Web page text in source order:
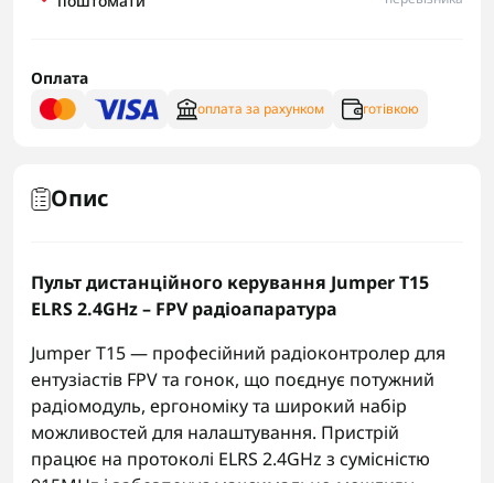
Оплата
оплата за рахунком готівкою
Опис
Пульт дистанційного керування Jumper T15
ELRS 2.4GHz – FPV радіоапаратура
Jumper T15 — професійний радіоконтролер для
ентузіастів FPV та гонок, що поєднує потужний
радіомодуль, ергономіку та широкий набір
можливостей для налаштування. Пристрій
працює на протоколі ELRS 2.4GHz з сумісністю